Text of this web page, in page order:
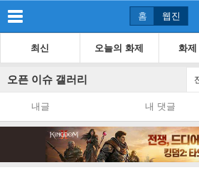
홈 웹진
최신 오늘의 화제 화제
오픈 이슈 갤러리
내글 내 댓글